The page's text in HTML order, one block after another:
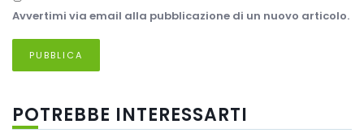
Avvertimi via email alla pubblicazione di un nuovo articolo.
POTREBBE INTERESSARTI